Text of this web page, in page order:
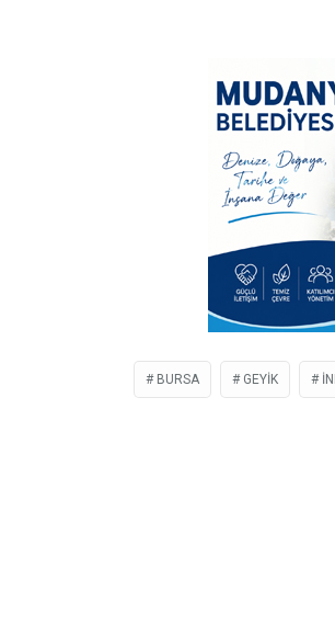
BURSA GEYIK